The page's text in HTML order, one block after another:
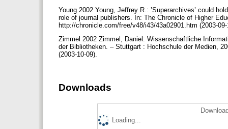
Young 2002 Young, Jeffrey R.: ’Superarchives’ could
role of journal publishers. In: The Chronicle of Higher
http://chronicle.com/free/v48/i43/43a02901.htm (2003-
Zimmel 2002 Zimmel, Daniel: Wissenschaftliche
der Bibliotheken. – Stuttgart : Hochschule der Medien,
(2003-10-09).
Downloads
Loading...